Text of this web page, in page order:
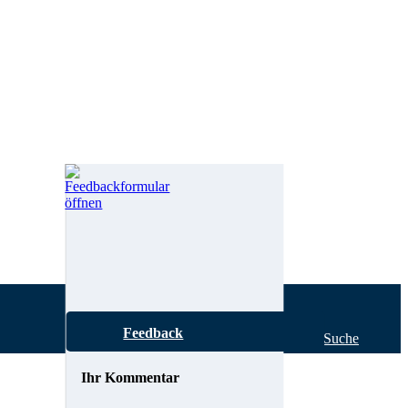
Hilfe zur Suche
Feedback
Ihr Kommentar